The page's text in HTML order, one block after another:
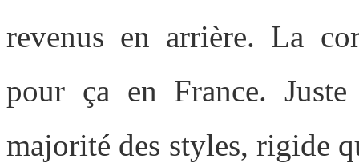
revenus en arrière. La
pour ça en France.
majorité des styles, rigide